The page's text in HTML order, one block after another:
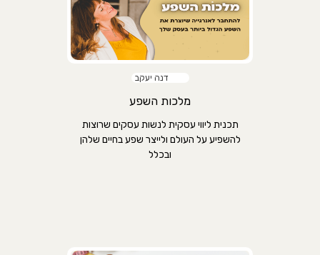
דנה יעקב
מלכות השפע
תכנית ליווי עסקית לנשות עסקים שרוצות
להשפיע על העולם ולייצר שפע בחיים שלהן
ובכלל